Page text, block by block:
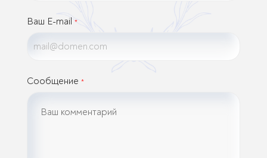
Ваш E-mail *
Сообщение *